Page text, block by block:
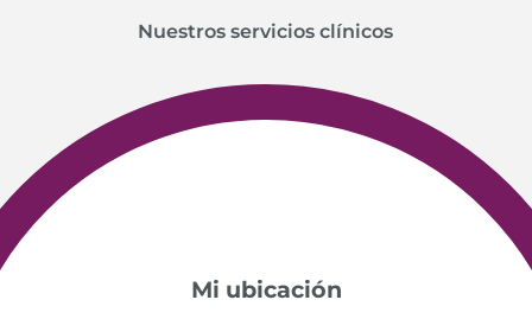
Nuestros servicios clínicos
Mi ubicación